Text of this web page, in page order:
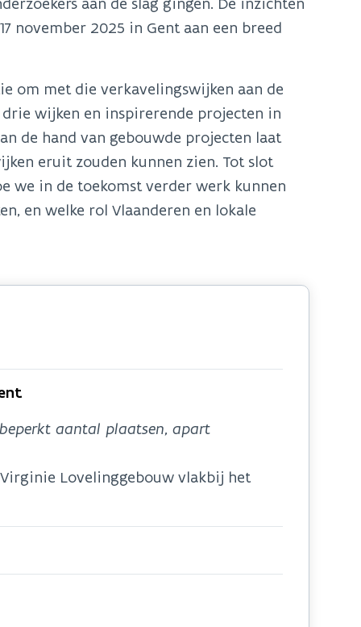
november 2025 in Gent aan een breed
om met die verkavelingswijken aan de
wijken en inspirerende projecten in
de hand van gebouwde projecten laat
eruit zouden kunnen zien. Tot slot
we in de toekomst verder werk kunnen
en welke rol Vlaanderen en lokale
aantal plaatsen, apart
Lovelinggebouw vlakbij het